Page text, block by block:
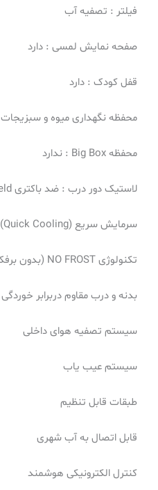
فیلتر : تصفیه آب
صفحه نمایش لمسی : دارد
قفل کودک : دارد
محفظه نگهداری میوه و سبزیجات
محفظه Big Box : ندارد
لاستیک دور درب : ضد باکتری BioShield
سرمایش سریع (Quick Cooling) : دارد
تکنولوژی NO FROST (بدون برفک) : دارد
بدنه و درب مقاوم دربرابر خوردگی
سیستم تصفیه هوای داخلی
سیستم عیب یاب
طبقات قابل تنظیم
قابل اتصال به آب شهری
کنترل الکترونیکی هوشمند